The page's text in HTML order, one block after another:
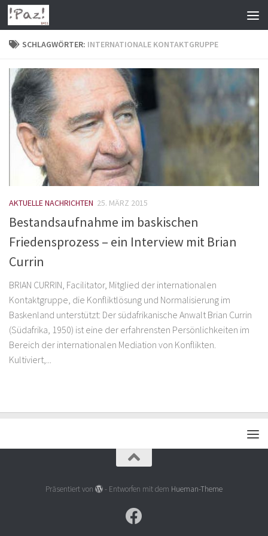
Zum Inhalt springen
SCHLAGWÖRTER: INTERNATIONALE KONTAKTGRUPPE
AKTUELLE NACHRICHTEN 25. MÄRZ 2015
Bestandsaufnahme im baskischen
Friedensprozess – ein Interview mit Brian
Currin
BRIAN CURRIN, Facilitator, Mitglied der internationalen
Kontaktgruppe, die Konfliktlösung und Normalisierung im
Baskenland unterstützt: Der südafrikanische Anwalt Brian Currin
(Südafrika, 1950) ist eine der erfahrensten Persönlichkeiten im
Bereich der internationalen Mediation von Konflikten.
Kultiviert,...
Präsentiert von - Entworfen mit dem Hueman-Theme